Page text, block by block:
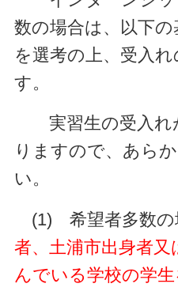
数の場合は、以下
を選考の上、受入
す。
実習生の受入れ
りますので、あら
い。
(1) 希望者多数の
者、土浦市出身者
んでいる学校の学